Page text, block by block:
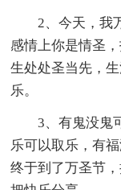
2、今天，我
感情上你是情圣
生处处圣当先，
乐。
3、有鬼没鬼
乐可以取乐，有
终于到了万圣节